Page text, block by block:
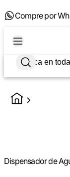
Compre por
Dispensador de